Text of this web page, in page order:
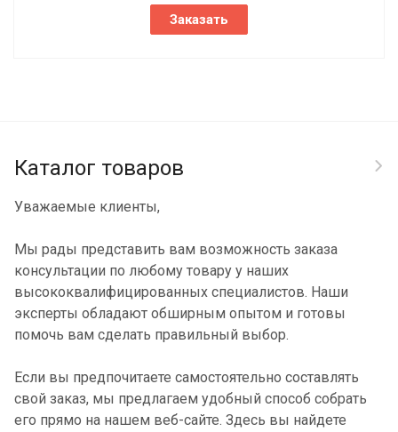
Заказать
Каталог товаров
Уважаемые клиенты,
Мы рады представить вам возможность заказа
консультации по любому товару у наших
высококвалифицированных специалистов. Наши
эксперты обладают обширным опытом и готовы
помочь вам сделать правильный выбор.
Если вы предпочитаете самостоятельно составлять
свой заказ, мы предлагаем удобный способ собрать
его прямо на нашем веб-сайте. Здесь вы найдете